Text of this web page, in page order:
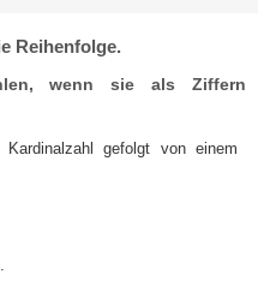
Reihenfolge.
wenn sie als Ziffern
gefolgt von einem